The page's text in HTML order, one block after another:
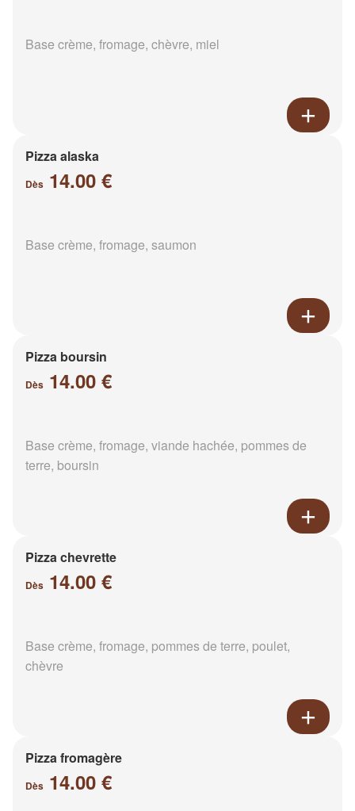
Base crème, fromage, chèvre, miel
Pizza alaska
Dès 14.00 €
Base crème, fromage, saumon
Pizza boursin
Dès 14.00 €
Base crème, fromage, viande hachée, pommes de
terre, boursin
Pizza chevrette
Dès 14.00 €
Base crème, fromage, pommes de terre, poulet,
chèvre
Pizza fromagère
Dès 14.00 €